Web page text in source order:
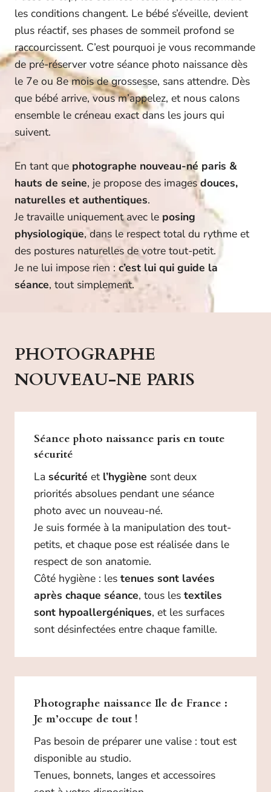
les conditions changent. Le bébé s’éveille, devient
plus réactif, ses phases de sommeil profond se
raccourcissent. C’est pourquoi je vous recommande
de pré-réserver votre séance photo naissance dès
le 7e ou 8e mois de grossesse, sans attendre. Dès
que bébé arrive, vous m’appelez, et nous calons
ensemble le créneau exact dans les jours qui
suivent.
En tant que photographe nouveau-né paris &
hauts de seine, je propose des imagesdouces,
naturelles et authentiques.
Je travaille uniquement avec le posing
physiologique, dans le respect total du rythme et
des postures naturelles de votre tout-petit.
Je ne lui impose rien : c’est lui qui guide la
séance, tout simplement.
PHOTOGRAPHE
NOUVEAU-NE PARIS
Séance photo naissance paris en toute
sécurité
La sécurité et l’hygiène sont deux
priorités absolues pendant une séance
photo avec un nouveau-né.
Je suis formée à la manipulation des tout-
petits, et chaque pose est réalisée dans le
respect de son anatomie.
Côté hygiène : les tenues sont lavées
après chaque séance, tous les textiles
sont hypoallergéniques, et les surfaces
sont désinfectées entre chaque famille.
Photographe naissance Ile de France :
Je m’occupe de tout !
Pas besoin de préparer une valise : tout est
disponible au studio.
Tenues, bonnets, langes et accessoires